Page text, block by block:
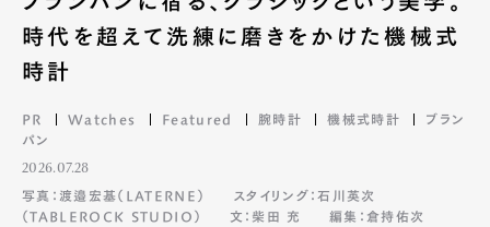
時代を超えて洗練に磨きをかけた機械式
時計
PR Watches Featured 腕時計 機械式時計
ブラン
パン
2026.07.28
写真：渡邉宏基（LATERNE）
スタイリング：石川英次
（TABLEROCK STUDIO）
文：柴田 充 編集：倉持佑次